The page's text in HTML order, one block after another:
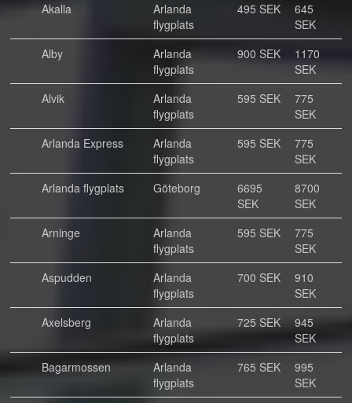
Akalla
Arlanda
flygplats
495 SEK
645
SEK
Alby
Arlanda
flygplats
900 SEK
1170
SEK
Alvik
Arlanda
flygplats
595 SEK
775
SEK
Arlanda Express
Arlanda
flygplats
595 SEK
775
SEK
Arlanda flygplats
Göteborg
6695
SEK
8700
SEK
Arninge
Arlanda
flygplats
595 SEK
775
SEK
Aspudden
Arlanda
flygplats
700 SEK
910
SEK
Axelsberg
Arlanda
flygplats
725 SEK
945
SEK
Bagarmossen
Arlanda
flygplats
765 SEK
995
SEK